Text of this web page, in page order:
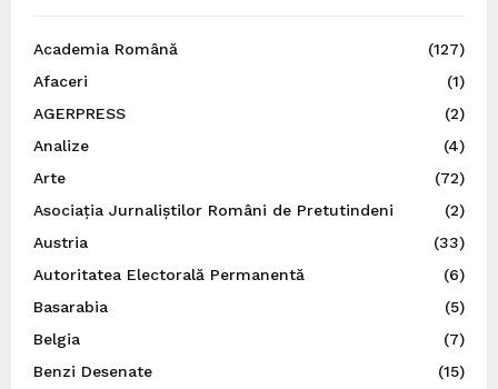
Academia Română
(127)
Afaceri
(1)
AGERPRESS
(2)
Analize
(4)
Arte
(72)
Asociația Jurnaliștilor Români de Pretutindeni
(2)
Austria
(33)
Autoritatea Electorală Permanentă
(6)
Basarabia
(5)
Belgia
(7)
Benzi Desenate
(15)